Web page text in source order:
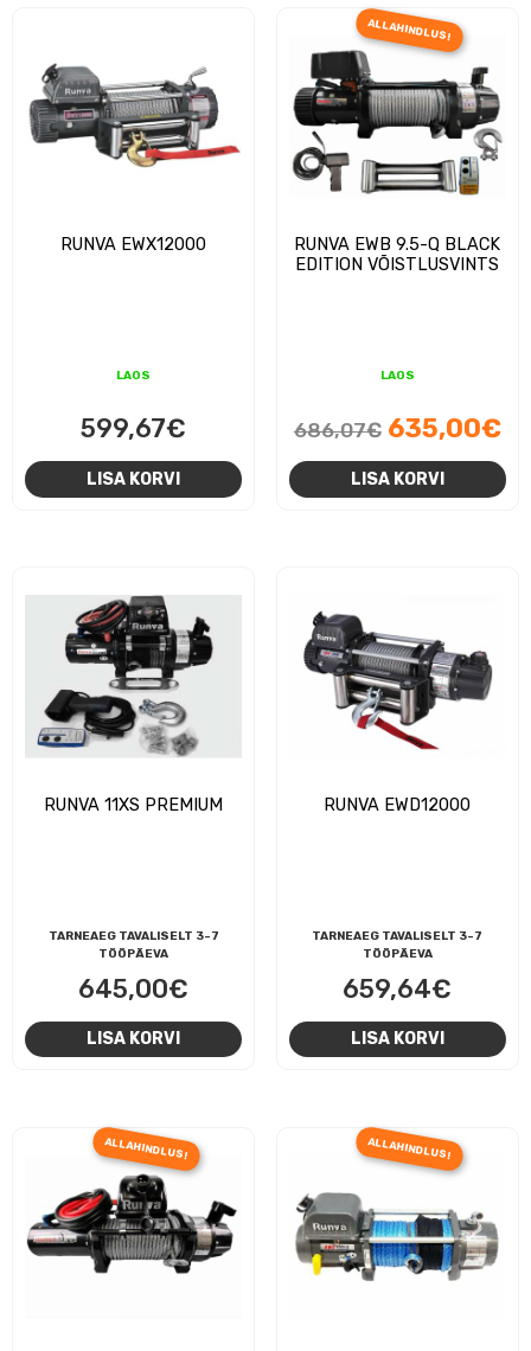
RUNVA EWX12000
LAOS
599,67€
LISA KORVI
ALLAHINDLUS!
RUNVA EWB 9.5-Q BLACK
EDITION VÕISTLUSVINTS
LAOS
686,07€ Algne
hind
oli:
635,00€
LISA KORVI
RUNVA 11XS PREMIUM
TARNEAEG TAVALISELT 3-7
TÖÖPÄEVA
645,00€
LISA KORVI
RUNVA EWD12000
TARNEAEG TAVALISELT 3-7
TÖÖPÄEVA
659,64€
LISA KORVI
ALLAHINDLUS! ALLAHINDLUS!